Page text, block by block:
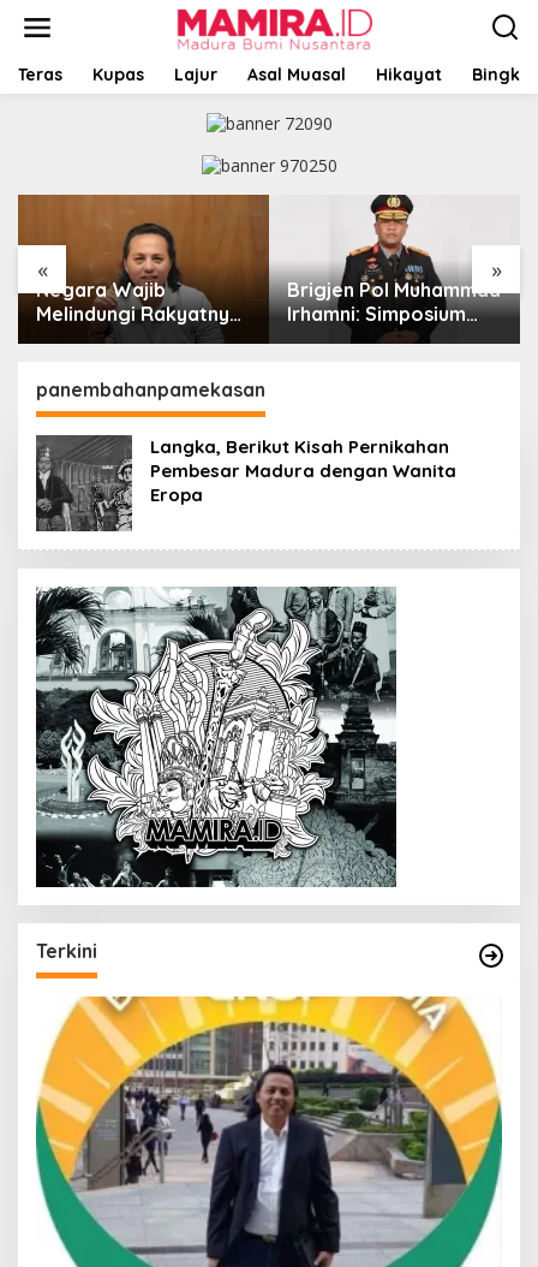
t
Teras Kupas Lajur Asal Muasal Hikayat Bingkai
« »
Negara Wajib
Melindungi Rakyatnya:
Catatan tentang Nasib
Belerang Kawah Ijen
Brigjen Pol Muhammad
Irhamni: Simposium
Nasional Outlook
panembahanpamekasan
Langka, Berikut Kisah Pernikahan
Pembesar Madura dengan Wanita
Eropa
Terkini